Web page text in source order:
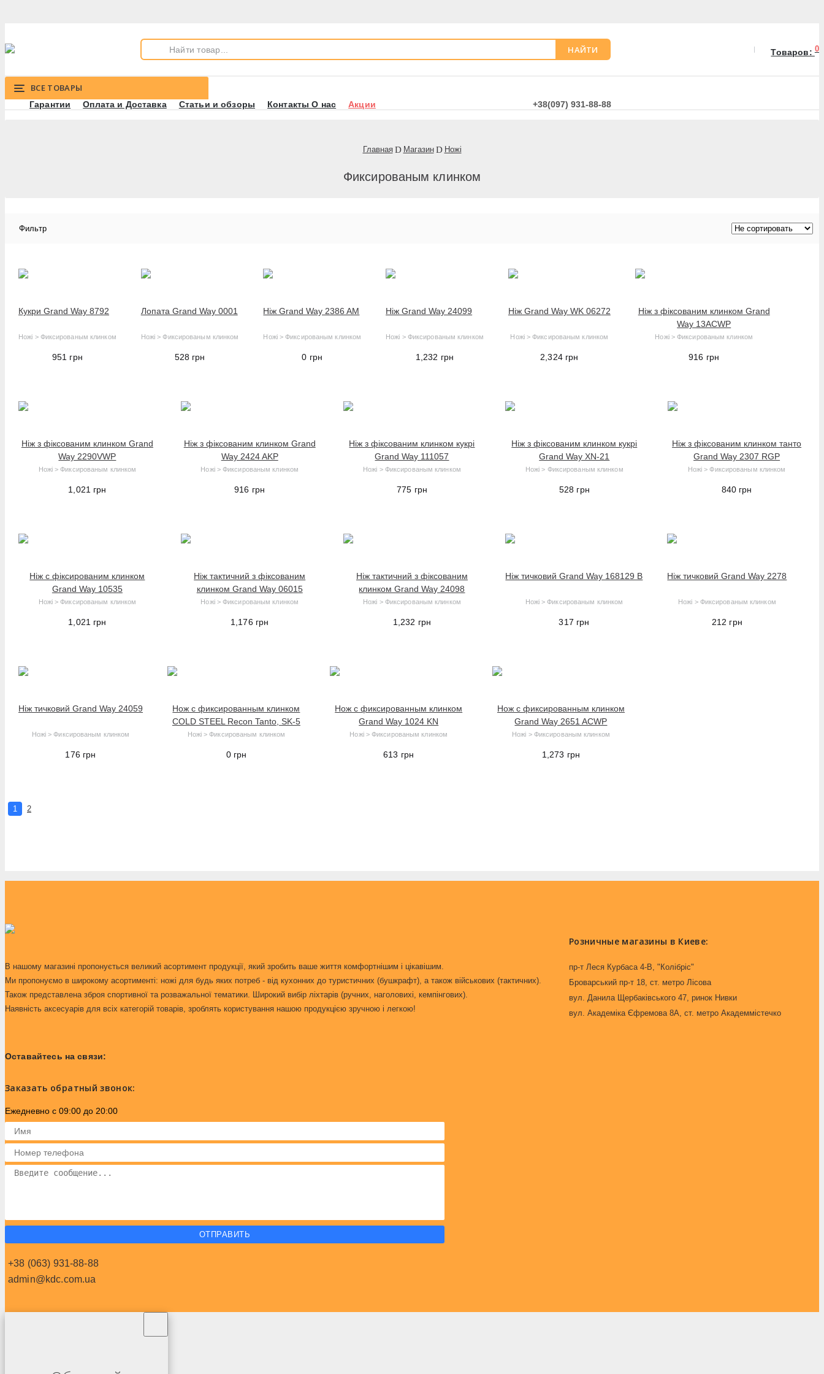
НАЙТИ Товаров:0
ВСЕ ТОВАРЫ
Гарантии Оплата и Доставка Статьи и обзоры Контакты О нас Акции +38(097) 931-88-88
Главная Магазин Ножі
Фиксированым клинком
Производитель
Bassell
Firebird
Ganzo
Grand Way
Kershaw
Kipo
Olimp
Opinel
Panasonic
STS
Videx
Voltran
Yison
Латек
Шершень
Фильтр
Кукри Grand Way 8792
Ножі > Фиксированым клинком
951 грн
Лопата Grand Way 0001
Ножі > Фиксированым клинком
528 грн
Ніж Grand Way 2386 AM
Ножі > Фиксированым клинком
0 грн
Ніж Grand Way 24099
Ножі > Фиксированым клинком
1,232 грн
Ніж Grand Way WK 06272
Ножі > Фиксированым клинком
2,324 грн
Ніж з фіксованим клинком Grand
Way 13ACWP
Ножі > Фиксированым клинком
916 грн
Ніж з фіксованим клинком Grand
Way 2290VWP
Ножі > Фиксированым клинком
1,021 грн
Ніж з фіксованим клинком Grand
Way 2424 AKP
Ножі > Фиксированым клинком
916 грн
Ніж з фіксованим клинком кукрі
Grand Way 111057
Ножі > Фиксированым клинком
775 грн
Ніж з фіксованим клинком кукрі
Grand Way XN-21
Ножі > Фиксированым клинком
528 грн
Ніж з фіксованим клинком танто
Grand Way 2307 RGP
Ножі > Фиксированым клинком
840 грн
Ніж с фіксированим клинком
Grand Way 10535
Ножі > Фиксированым клинком
1,021 грн
Ніж тактичний з фіксованим
клинком Grand Way 06015
Ножі > Фиксированым клинком
1,176 грн
Ніж тактичний з фіксованим
клинком Grand Way 24098
Ножі > Фиксированым клинком
1,232 грн
Ніж тичковий Grand Way 168129 B
Ножі > Фиксированым клинком
317 грн
Ніж тичковий Grand Way 2278
Ножі > Фиксированым клинком
212 грн
Ніж тичковий Grand Way 24059
Ножі > Фиксированым клинком
176 грн
Нож с фиксированным клинком
COLD STEEL Recon Tanto, SK-5
Ножі > Фиксированым клинком
0 грн
Нож с фиксированным клинком
Grand Way 1024 KN
Ножі > Фиксированым клинком
613 грн
Нож с фиксированным клинком
Grand Way 2651 ACWP
Ножі > Фиксированым клинком
1,273 грн
1 2
В нашому магазині пропонується великий асортимент продукції, який зробить ваше життя комфортнішим і цікавішим.
Ми пропонуємо в широкому асортименті: ножі для будь яких потреб - від кухонних до туристичних (бушкрафт), а також військових (тактичних).
Також представлена зброя спортивної та розважальної тематики. Широкий вибір ліхтарів (ручних, наголовихі, кемпінгових).
Наявність аксесуарів для всіх категорій товарів, зроблять користування нашою продукцією зручною і легкою!
Оставайтесь на связи:
Розничные магазины в Киеве:
пр-т Леся Курбаса 4-В, "Колібріс"
Броварський пр-т 18, ст. метро Лісова
вул. Данила Щербаківського 47, ринок Нивки
вул. Академіка Єфремова 8А, ст. метро Академмістечко
Заказать обратный звонок:
Ежедневно с 09:00 до 20:00
ОТПРАВИТЬ
+38 (063) 931-88-88
admin@kdc.com.ua